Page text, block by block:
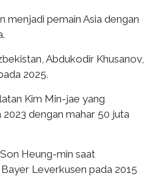
menjadi pemain Asia dengan
Abdukodir Khusanov,
2025.
Kim Min-jae yang
dengan mahar 50 juta
Heung-min saat
Leverkusen pada 2015